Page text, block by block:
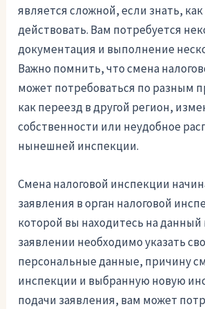
является сложной, если знать,
действовать. Вам потребуется
документация и выполнение
Важно помнить, что смена
может потребоваться по разным
как переезд в другой регион,
собственности или неудобное
нынешней инспекции.
Смена налоговой инспекции
заявления в орган налоговой
которой вы находитесь на
заявлении необходимо указать
персональные данные, причину
инспекции и выбранную новую
подачи заявления, вам может